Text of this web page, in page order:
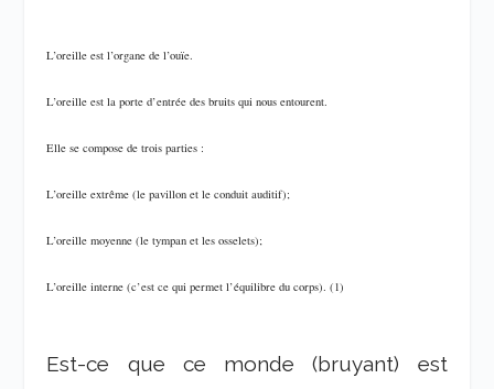
L’oreille est l’organe de l’ouïe.
L’oreille est la porte d’entrée des bruits qui nous entourent.
Elle se compose de trois parties :
L’oreille extrême (le pavillon et le conduit auditif);
L’oreille moyenne (le tympan et les osselets);
L’oreille interne (c’est ce qui permet l’équilibre du corps). (1)
Est-ce que ce monde (bruyant) est